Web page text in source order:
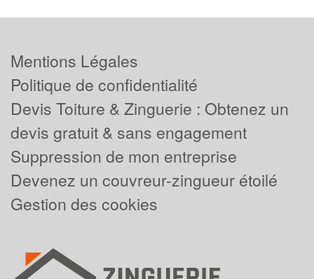
Mentions Légales
Politique de confidentialité
Devis Toiture & Zinguerie : Obtenez un
devis gratuit & sans engagement
Suppression de mon entreprise
Devenez un couvreur-zingueur étoilé
Gestion des cookies